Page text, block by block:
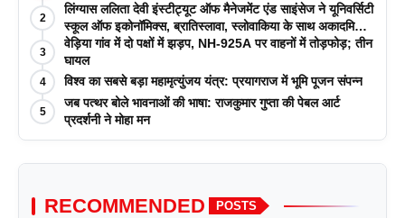
2
लिंग्यास ललिता देवी इंस्टीट्यूट ऑफ मैनेजमेंट एंड साइंसेज ने यूनिवर्सिटी
स्कूल ऑफ इकोनॉमिक्स, ब्रातिस्लावा, स्लोवाकिया के साथ अकादमिक
पत्रिकाओं में प्रकाशन रणनीतियों पर एक दिवसीय कार्यशाला का
आयोजन किया
3
वेड़िया गांव में दो पक्षों में झड़प, NH-925A पर वाहनों में तोड़फोड़; तीन
घायल
4 विश्व का सबसे बड़ा महामृत्युंजय यंत्र: प्रयागराज में भूमि पूजन संपन्न
5
जब पत्थर बोले भावनाओं की भाषा: राजकुमार गुप्ता की पेबल आर्ट
प्रदर्शनी ने मोहा मन
RECOMMENDED POSTS